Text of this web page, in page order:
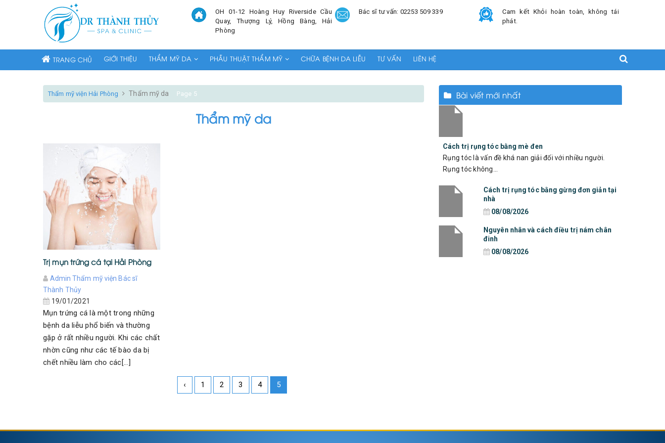
OH 01-12 Hoàng Huy Riverside Cầu
Quay, Thượng Lý, Hồng Bàng, Hải
Phòng
Bác sĩ tư vấn: 02253 509 339
Cam kết Khỏi hoàn toàn, không tái
phát.
TRANG CHỦ GIỚI THIỆU THẨM MỸ DA PHẪU THUẬT THẨM MỸ CHỮA BỆNH DA LIỄU TƯ VẤN LIÊN HỆ
Thẩm mỹ viện Hải Phòng Thẩm mỹ da Page 5
Thẩm mỹ da
Trị mụn trứng cá tại Hải Phòng
Admin Thẩm mỹ viện Bác sĩ
Thành Thủy
19/01/2021
Mụn trứng cá là một trong những
bệnh da liễu phổ biến và thường
gặp ở rất nhiều người. Khi các chất
nhờn cũng như các tế bào da bị
chết nhiều làm cho các[...]
‹ 1 2 3 4 5
Bài viết mới nhất
Cách trị rụng tóc bằng mè đen
Rụng tóc là vấn đề khá nan giải đối với nhiều người.
Rụng tóc không...
Cách trị rụng tóc bằng gừng đơn giản tại
nhà
08/08/2026
Nguyên nhân và cách điều trị nám chân
đinh
08/08/2026